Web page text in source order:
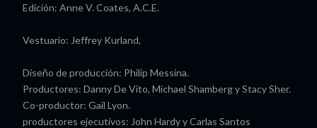
Edición: Anne V. Coates, A.C.E.
Vestuario: Jeffrey Kurland,
Diseño de producción: Philip Messina.
Productores: Danny De Vito, Michael Shamberg y Stacy Sher.
Co-productor: Gail Lyon.
productores ejecutivos: John Hardy y Carlas Santos